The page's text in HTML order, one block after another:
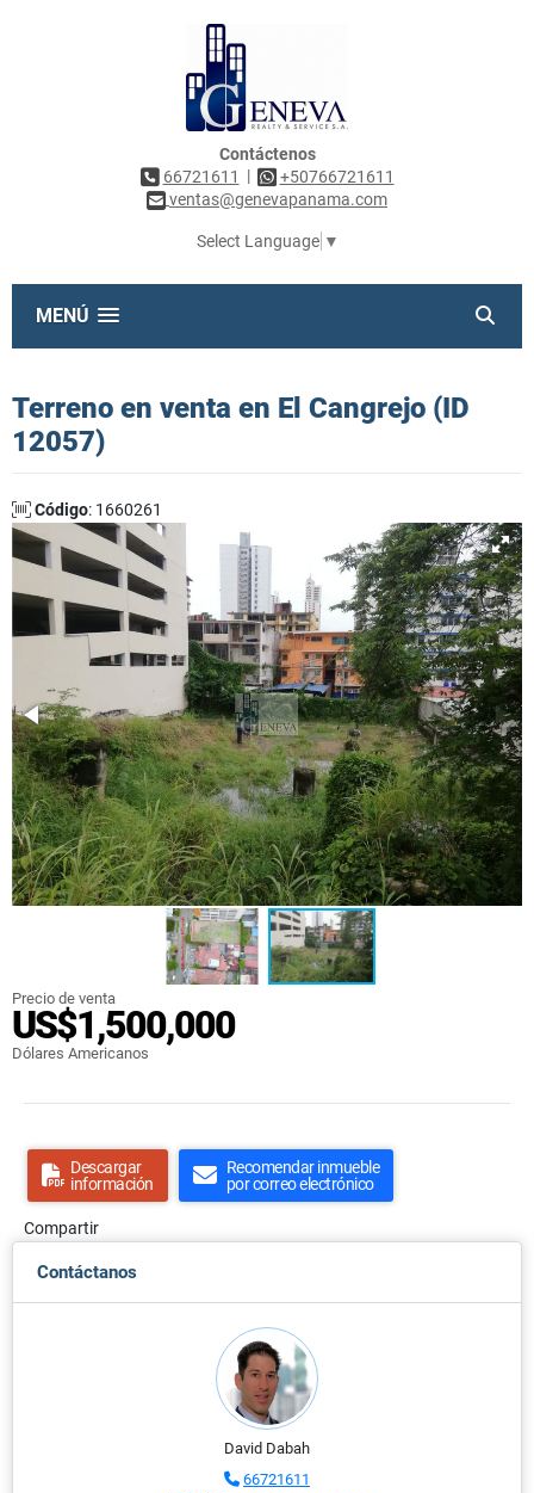
Contáctenos
66721611
|
+50766721611
ventas@genevapanama.com
Select Language ▼
MENÚ
Terreno en venta en El Cangrejo (ID
12057)
Código: 1660261
Precio de venta
US$1,500,000
Dólares Americanos
Descargar
información
Recomendar inmueble
por correo electrónico
Compartir
Contáctanos
David Dabah
66721611